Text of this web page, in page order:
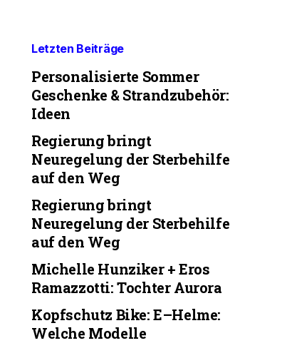
Letzten Beiträge
Personalisierte Sommer
Geschenke & Strandzubehör:
Ideen
Regierung bringt
Neuregelung der Sterbehilfe
auf den Weg
Regierung bringt
Neuregelung der Sterbehilfe
auf den Weg
Michelle Hunziker + Eros
Ramazzotti: Tochter Aurora
Kopfschutz Bike: E–Helme:
Welche Modelle